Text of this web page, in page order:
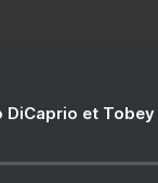
DiCaprio et